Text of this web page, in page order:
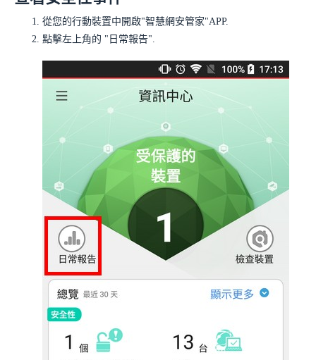
從您的行動裝置中開啟"智慧網安管家"APP.
點擊左上角的 "日常報告".